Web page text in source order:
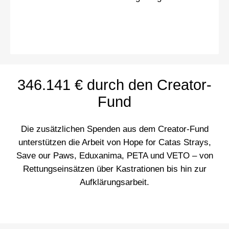
346.141 € durch den Creator-
Fund
Die zusätzlichen Spenden aus dem Creator-Fund
unterstützen die Arbeit von Hope for Catas Strays,
Save our Paws, Eduxanima, PETA und VETO – von
Rettungseinsätzen über Kastrationen bis hin zur
Aufklärungsarbeit.